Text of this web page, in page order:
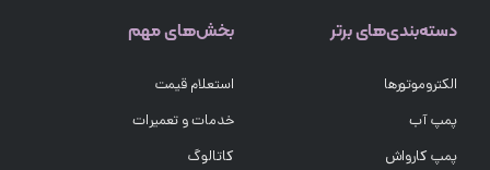
دسته‌بندی‌های برتر
الکتروموتورها
پمپ آب
پمپ کارواش
بخش‌های مهم
استعلام قیمت
خدمات و تعمیرات
کاتالوگ